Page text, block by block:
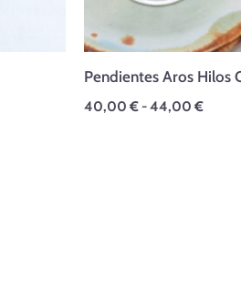
Pendientes Aros Hilos
40,00 €-44,00 €